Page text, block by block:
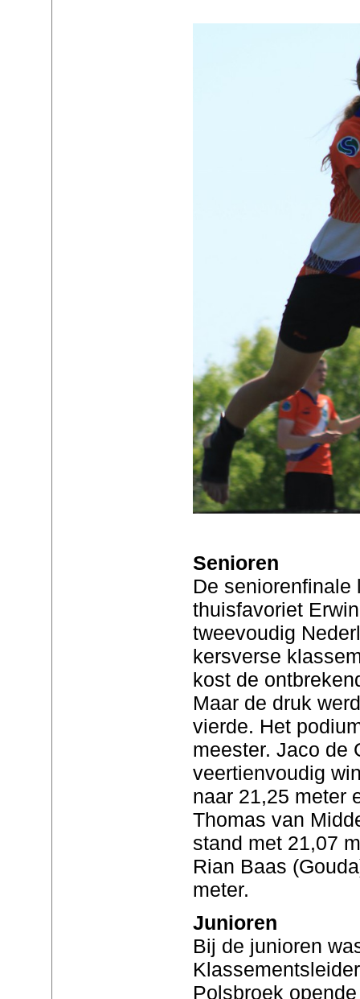
Senioren
De seniorenfinale
thuisfavoriet
tweevoudig
kersverse
kost de
Maar de druk
vierde. Het
meester. Jaco de
veertienvoudig
naar 21,25 meter
Thomas van
stand met 21,07
Rian Baas
meter.
Junioren
Bij de junioren
Polsbroek